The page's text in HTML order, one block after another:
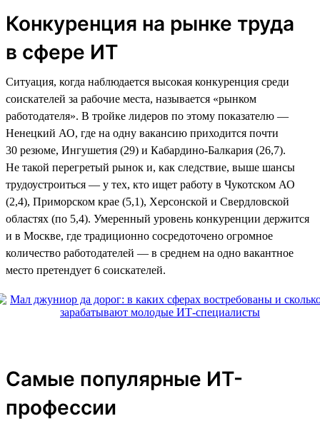
Конкуренция на рынке труда
в сфере ИТ
Ситуация, когда наблюдается высокая конкуренция среди
соискателей за рабочие места, называется «рынком
работодателя». В тройке лидеров по этому показателю —
Ненецкий АО, где на одну вакансию приходится почти
30 резюме, Ингушетия (29) и Кабардино-Балкария (26,7).
Не такой перегретый рынок и, как следствие, выше шансы
трудоустроиться — у тех, кто ищет работу в Чукотском АО
(2,4), Приморском крае (5,1), Херсонской и Свердловской
областях (по 5,4). Умеренный уровень конкуренции держится
и в Москве, где традиционно сосредоточено огромное
количество работодателей — в среднем на одно вакантное
место претендует 6 соискателей.
Самые популярные ИТ-
профессии